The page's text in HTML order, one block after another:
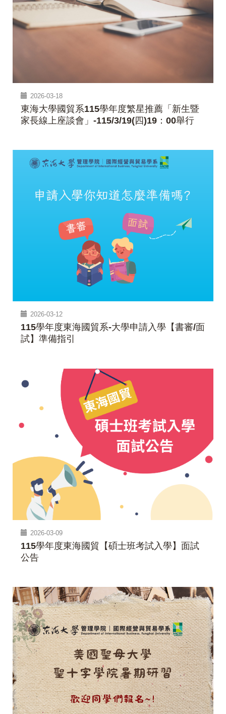
2026-03-18
東海大學國貿系115學年度繁星推薦「新生暨
家長線上座談會」-115/3/19(四)19：00舉行
2026-03-12
115學年度東海國貿系-大學申請入學【書審/面
試】準備指引
2026-03-09
115學年度東海國貿【碩士班考試入學】面試
公告